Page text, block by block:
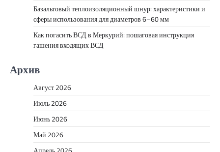
Базальтовый теплоизоляционный шнур: характеристики и
сферы использования для диаметров 6–60 мм
Как погасить ВСД в Меркурий: пошаговая инструкция
гашения входящих ВСД
Архив
Август 2026
Июль 2026
Июнь 2026
Май 2026